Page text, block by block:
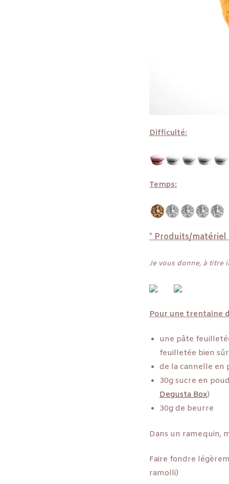
Difficulté:
Temps:
* Produits/matériel
Je vous donne, à titre
Pour une trentaine
une pâte
feuilletée bien
de la cannelle en
30g sucre en
Degusta Box)
30g de beurre
Dans un ramequin,
Faire fondre
ramolli)